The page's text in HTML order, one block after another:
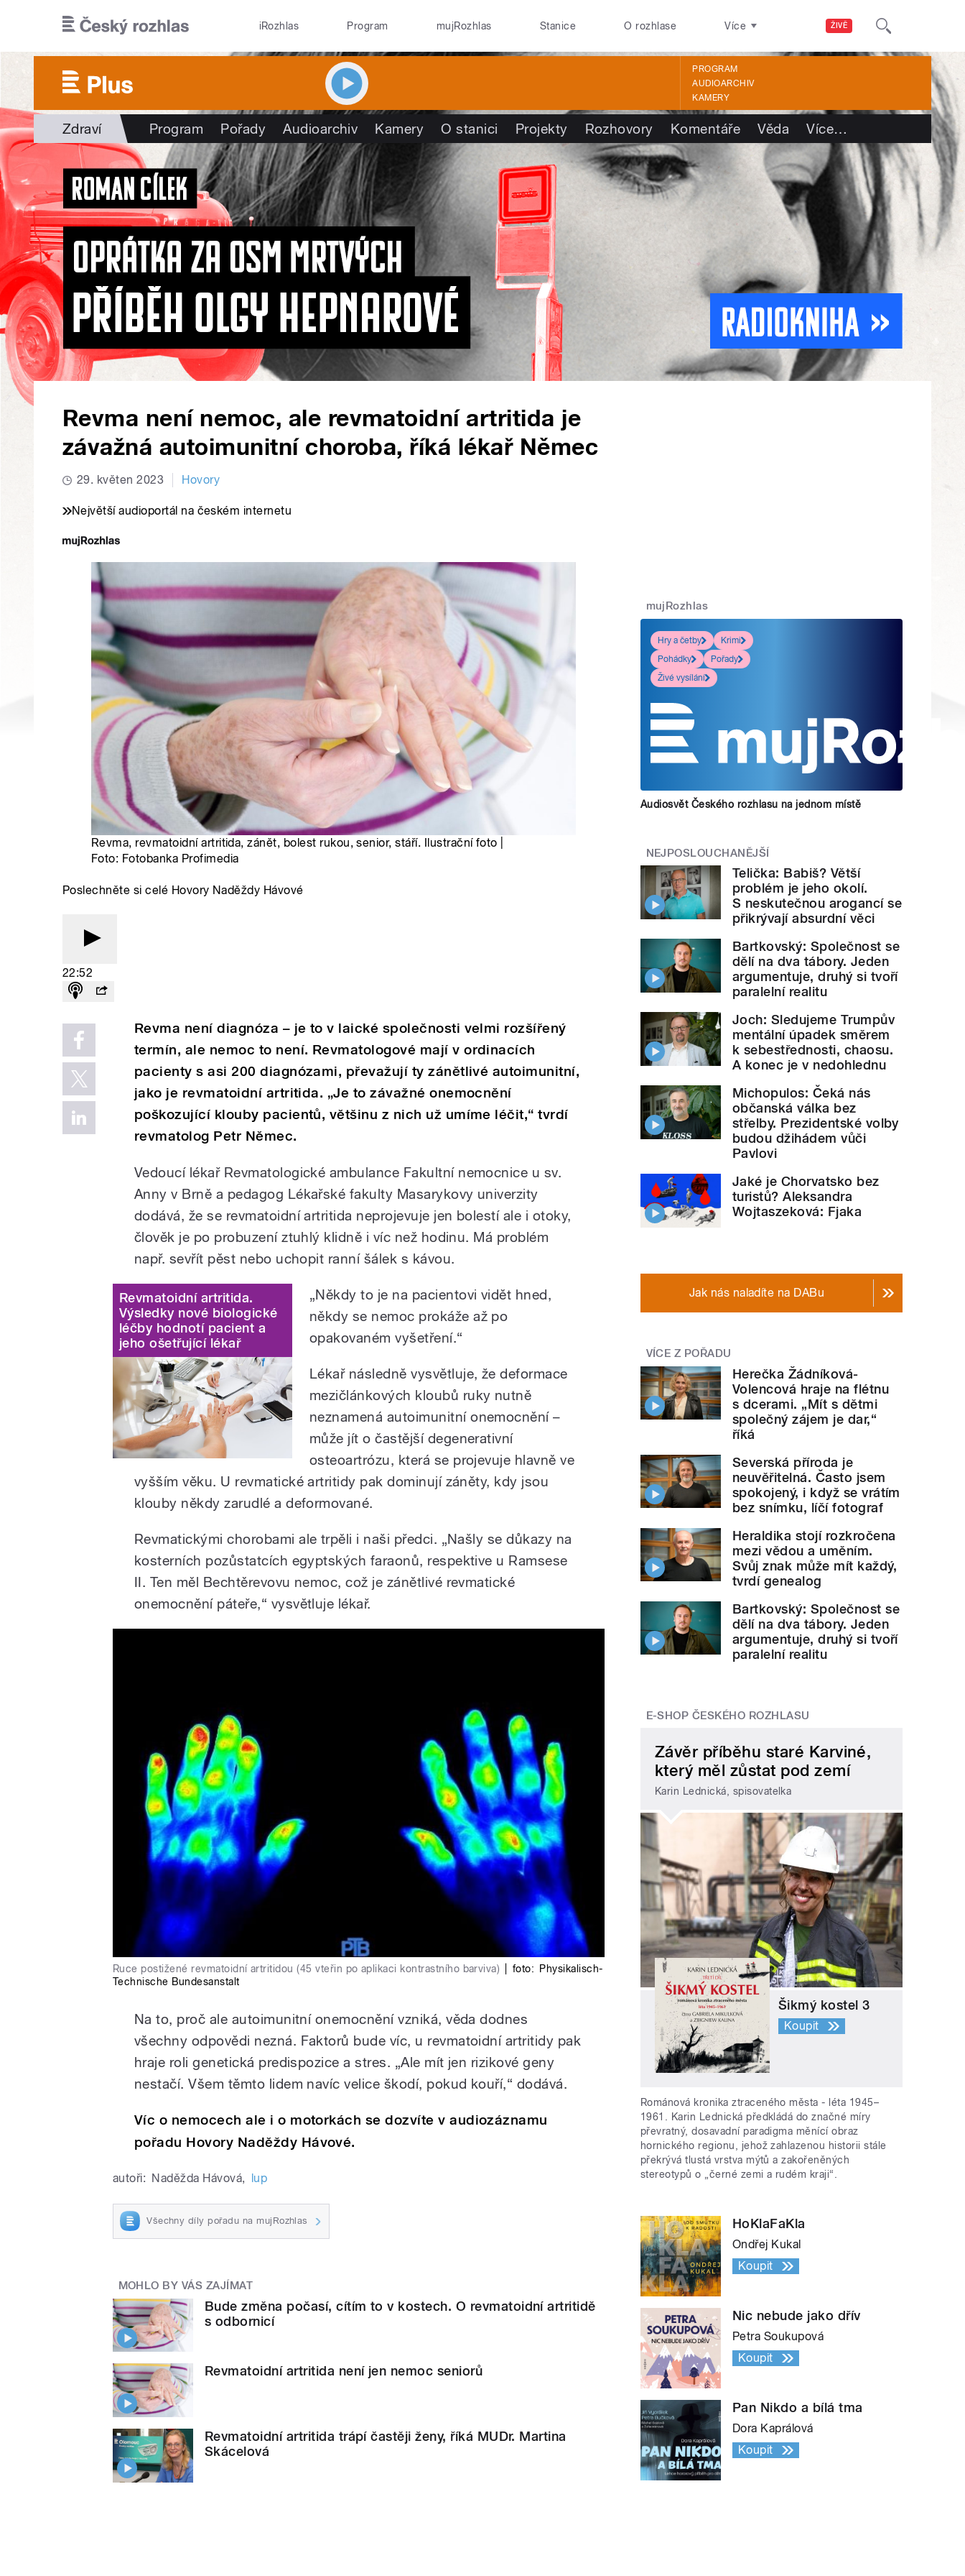
ŽIVĚ
iRozhlas Program mujRozhlas Stanice O rozhlase Více
PROGRAM
AUDIOARCHIV
KAMERY
Zdraví Program Pořady Audioarchiv Kamery O stanici Projekty Rozhovory Komentáře Věda Více…
Revma není nemoc, ale revmatoidní artritida je
závažná autoimunitní choroba, říká lékař Němec
29. květen 2023 Hovory
Největší audioportál na českém internetu
Revma, revmatoidní artritida, zánět, bolest rukou, senior, stáří. Ilustrační foto |
Foto: Fotobanka Profimedia
Poslechněte si celé Hovory Naděždy Hávové
22:52
Revma není diagnóza – je to v laické společnosti velmi rozšířený
termín, ale nemoc to není. Revmatologové mají v ordinacích
pacienty s asi 200 diagnózami, převažují ty zánětlivé autoimunitní,
jako je revmatoidní artritida. „Je to závažné onemocnění
poškozující klouby pacientů, většinu z nich už umíme léčit,“ tvrdí
revmatolog Petr Němec.
Vedoucí lékař Revmatologické ambulance Fakultní nemocnice u sv.
Anny v Brně a pedagog Lékařské fakulty Masarykovy univerzity
dodává, že se revmatoidní artritida neprojevuje jen bolestí ale i otoky,
člověk je po probuzení ztuhlý klidně i víc než hodinu. Má problém
např. sevřít pěst nebo uchopit ranní šálek s kávou.
Revmatoidní artritida.
Výsledky nové biologické
léčby hodnotí pacient a
jeho ošetřující lékař
„Někdy to je na pacientovi vidět hned,
někdy se nemoc prokáže až po
opakovaném vyšetření.“
Lékař následně vysvětluje, že deformace
mezičlánkových kloubů ruky nutně
neznamená autoimunitní onemocnění –
může jít o častější degenerativní
osteoartrózu, která se projevuje hlavně ve
vyšším věku. U revmatické artritidy pak dominují záněty, kdy jsou
klouby někdy zarudlé a deformované.
Revmatickými chorobami ale trpěli i naši předci. „Našly se důkazy na
kosterních pozůstatcích egyptských faraonů, respektive u Ramsese
II. Ten měl Bechtěrevovu nemoc, což je zánětlivé revmatické
onemocnění páteře,“ vysvětluje lékař.
Ruce postižené revmatoidní artritidou (45 vteřin po aplikaci kontrastního barviva) foto:
Physikalisch-
Technische Bundesanstalt
Na to, proč ale autoimunitní onemocnění vzniká, věda dodnes
všechny odpovědi nezná. Faktorů bude víc, u revmatoidní artritidy pak
hraje roli genetická predispozice a stres. „Ale mít jen rizikové geny
nestačí. Všem těmto lidem navíc velice škodí, pokud kouří,“ dodává.
Víc o nemocech ale i o motorkách se dozvíte v audiozáznamu
pořadu Hovory Naděždy Hávové.
autoři: Naděžda Hávová, lup
Všechny díly pořadu na mujRozhlas
MOHLO BY VÁS ZAJÍMAT
Bude změna počasí, cítím to v kostech. O revmatoidní artritidě
s odbornicí
Revmatoidní artritida není jen nemoc seniorů
Revmatoidní artritida trápí častěji ženy, říká MUDr. Martina
Skácelová
mujRozhlas
Hry a četby
Krimi
Pohádky
Pořady
Živé vysílání
Audiosvět Českého rozhlasu na jednom místě
NEJPOSLOUCHANĚJŠÍ
Telička: Babiš? Větší
problém je jeho okolí.
S neskutečnou arogancí se
přikrývají absurdní věci
Bartkovský: Společnost se
dělí na dva tábory. Jeden
argumentuje, druhý si tvoří
paralelní realitu
Joch: Sledujeme Trumpův
mentální úpadek směrem
k sebestřednosti, chaosu.
A konec je v nedohlednu
Michopulos: Čeká nás
občanská válka bez
střelby. Prezidentské volby
budou džihádem vůči
Pavlovi
Jaké je Chorvatsko bez
turistů? Aleksandra
Wojtaszeková: Fjaka
Jak nás naladíte na DABu
VÍCE Z POŘADU
Herečka Žádníková-
Volencová hraje na flétnu
s dcerami. „Mít s dětmi
společný zájem je dar,“
říká
Severská příroda je
neuvěřitelná. Často jsem
spokojený, i když se vrátím
bez snímku, líčí fotograf
Heraldika stojí rozkročena
mezi vědou a uměním.
Svůj znak může mít každý,
tvrdí genealog
Bartkovský: Společnost se
dělí na dva tábory. Jeden
argumentuje, druhý si tvoří
paralelní realitu
E-SHOP ČESKÉHO ROZHLASU
Závěr příběhu staré Karviné,
který měl zůstat pod zemí
Karin Lednická, spisovatelka
Šikmý kostel 3
Koupit
Románová kronika ztraceného města - léta 1945–
1961. Karin Lednická předkládá do značné míry
převratný, dosavadní paradigma měnící obraz
hornického regionu, jehož zahlazenou historii stále
překrývá tlustá vrstva mýtů a zakořeněných
stereotypů o „černé zemi a rudém kraji“.
HoKlaFaKla
Ondřej Kukal
Koupit
Nic nebude jako dřív
Petra Soukupová
Koupit
Pan Nikdo a bílá tma
Dora Kaprálová
Koupit